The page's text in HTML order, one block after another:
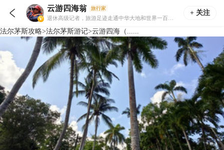
 云游四海翁 旅行家
+ 关注
法尔茅斯攻略>法尔茅斯游记>云游四海（......